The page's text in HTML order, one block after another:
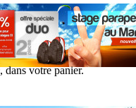
, dans votre panier.